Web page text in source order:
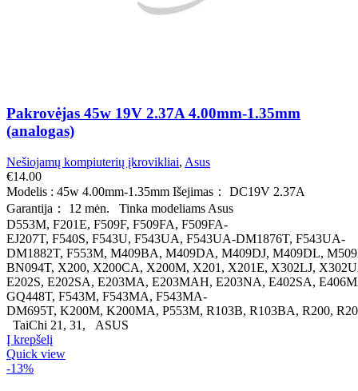
Pakrovėjas 45w 19V 2.37A 4.00mm-1.35mm
(analogas)
Nešiojamų kompiuterių įkrovikliai, Asus
€14.00
Modelis : 45w 4.00mm-1.35mm Išejimas： DC19V 2.37A
Garantija： 12 mėn. Tinka modeliams Asus
D553M, F201E, F509F, F509FA, F509FA-
EJ207T, F540S, F543U, F543UA, F543UA-DM1876T, F543UA-
DM1882T, F553M, M409BA, M409DA, M409DJ, M409DL,
BN094T, X200, X200CA, X200M, X201, X201E, X302LJ,
E202S, E202SA, E203MA, E203MAH, E203NA, E402SA,
GQ448T, F543M, F543MA, F543MA-
DM695T, K200M, K200MA, P553M, R103B, R103BA, R200,
TaiChi 21, 31, ASUS
Į krepšelį
Quick view
-13%